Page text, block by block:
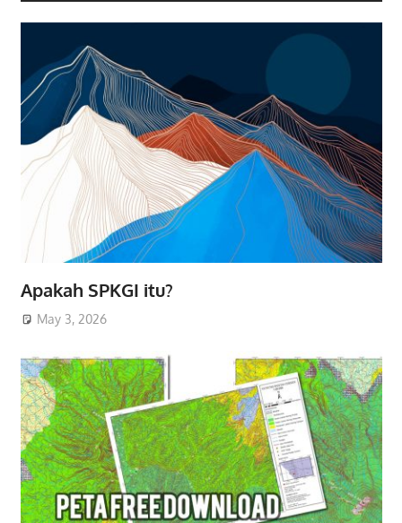
Apakah SPKGI itu?
May 3, 2026